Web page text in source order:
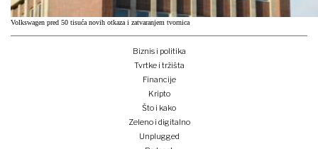
Volkswagen pred 50 tisuća novih otkaza i zatvaranjem tvornica
Biznis i politika
Tvrtke i tržišta
Financije
Kripto
Što i kako
Zeleno i digitalno
Unplugged